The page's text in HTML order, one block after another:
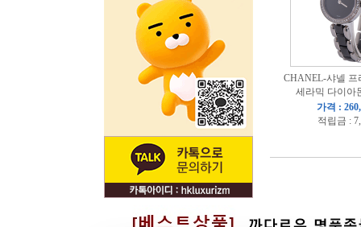
CHANEL-샤넬 프
세라믹 다이아
가격 :
적립금 :